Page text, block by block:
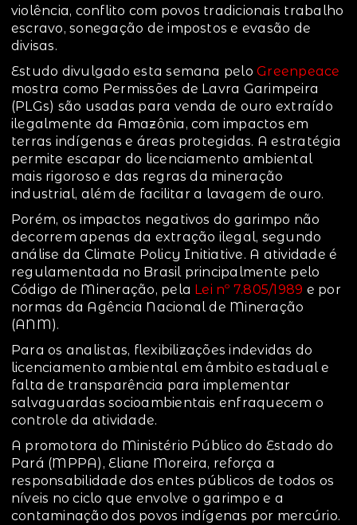
violência, conflito com povos tradicionais trabalho
escravo, sonegação de impostos e evasão de
divisas.
Estudo divulgado esta semana peloGreenpeace
mostra como Permissões de Lavra Garimpeira
(PLGs) são usadas para venda de ouro extraído
ilegalmente da Amazônia, com impactos em
terras indígenas e áreas protegidas. A estratégia
permite escapar do licenciamento ambiental
mais rigoroso e das regras da mineração
industrial, além de facilitar a lavagem de ouro.
Porém, os impactos negativos do garimpo não
decorrem apenas da extração ilegal, segundo
análise da Climate Policy Initiative. A atividade é
regulamentada no Brasil principalmente pelo
Código de Mineração, pela Lei nº 7.805/1989 e por
normas da Agência Nacional de Mineração
(ANM).
Para os analistas, flexibilizações indevidas do
licenciamento ambiental em âmbito estadual e
falta de transparência para implementar
salvaguardas socioambientais enfraquecem o
controle da atividade.
A promotora do Ministério Público do Estado do
Pará (MPPA), Eliane Moreira, reforça a
responsabilidade dos entes públicos de todos os
níveis no ciclo que envolve o garimpo e a
contaminação dos povos indígenas por mercúrio.